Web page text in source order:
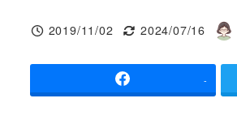
投稿日
2019/11/02
更新日
2024/07/16
著
-